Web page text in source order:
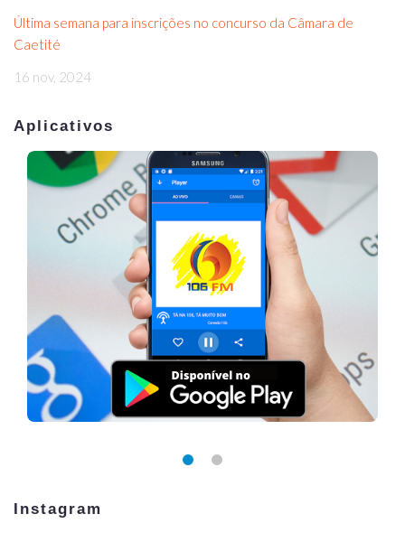
Última semana para inscrições no concurso da Câmara de
Caetité
16 nov, 2024
Aplicativos
Instagram